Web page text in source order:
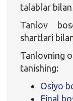
talablar bilan
Tanlov
shartlari
Tanlovning
tanishing:
Osiyo
Final